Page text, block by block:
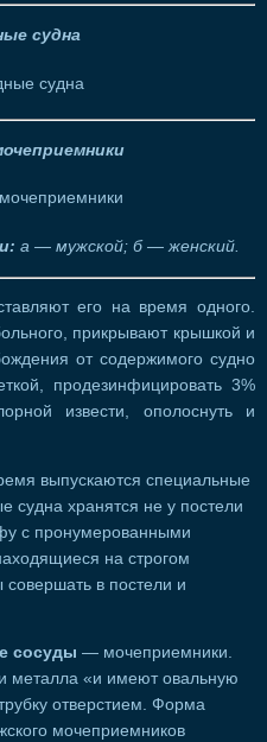
судна
а — мужской; б — женский.
его на время одного.
прикрывают крышкой и
от содержимого судно
продезинфицировать 3%
извести, ополоснуть и
выпускаются специальные
судна хранятся не у постели
с пронумерованными
на строгом
в постели и
сосуды — мочеприемники.
металла «и имеют овальную
отверстием. Форма
мочеприемников